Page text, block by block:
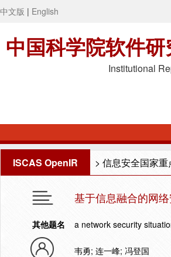
中文版 | English
中国科学院软件
Institutional
ISCAS OpenIR > 信息安全国家重
基于信息融合的网
其他题名 a network security
韦勇; 连一峰; 冯登国